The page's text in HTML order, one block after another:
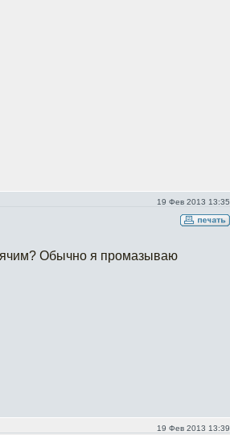
19 Фев 2013 13:35
Обычно я промазываю
19 Фев 2013 13:39